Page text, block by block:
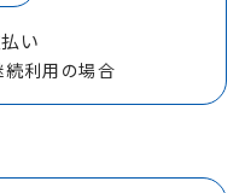
い
利用の場合